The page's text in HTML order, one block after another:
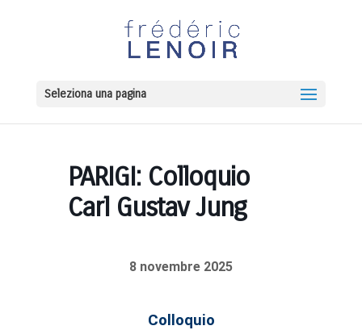
Seleziona una pagina
PARIGI: Colloquio
Carl Gustav Jung
8 novembre 2025
Colloquio